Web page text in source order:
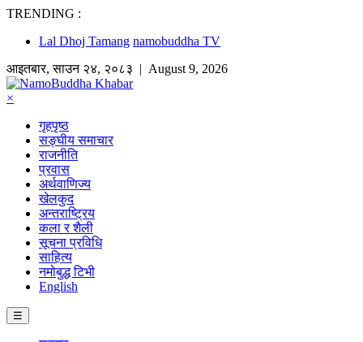
TRENDING :
Lal Dhoj Tamang namobuddha TV
आइतबार,साउन २४, २०८३ | August 9, 2026
×
गृहपृष्ठ
सङ्घीय समाचार
राजनीति
प्रवास
अर्थवाणिज्य
खेलकुद
अन्तराष्ट्रिय
कला र शैली
सूचना प्रविधि
साहित्य
नमोबुद्ध टिभी
English
☰